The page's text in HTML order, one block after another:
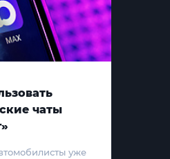
чаты
уже